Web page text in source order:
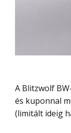
A Blitzwolf
és kuponnal
(limitált ideig